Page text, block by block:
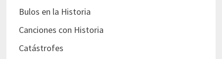
Bulos en la Historia
Canciones con Historia
Catástrofes